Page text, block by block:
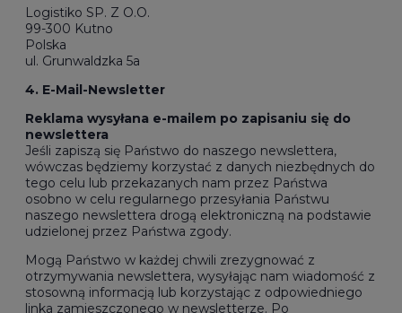
Logistiko SP. Z O.O.
99-300 Kutno
Polska
ul. Grunwaldzka 5a
4. E-Mail-Newsletter
Reklama wysyłana e-mailem po zapisaniu się do
newslettera
Jeśli zapiszą się Państwo do naszego newslettera,
wówczas będziemy korzystać z danych niezbędnych do
tego celu lub przekazanych nam przez Państwa
osobno w celu regularnego przesyłania Państwu
naszego newslettera drogą elektroniczną na podstawie
udzielonej przez Państwa zgody.
Mogą Państwo w każdej chwili zrezygnować z
otrzymywania newslettera, wysyłając nam wiadomość z
stosowną informacją lub korzystając z odpowiedniego
linka zamieszczonego w newsletterze. Po